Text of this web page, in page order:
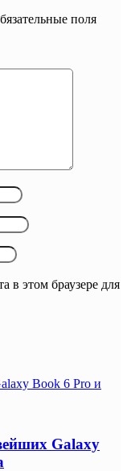
поля
в этом браузере для
Book 6 Pro и
Galaxy